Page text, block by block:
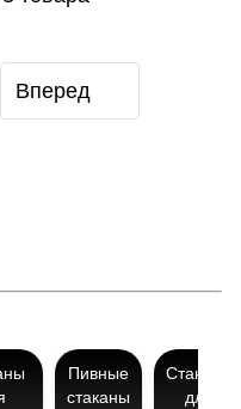
Вперед
Пивные
стаканы
Стаканы
для